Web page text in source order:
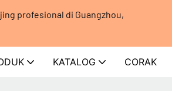
profesional di Guangzhou,
KATALOG CORAK